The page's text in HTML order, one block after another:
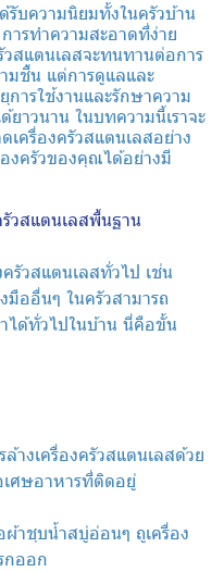
บความนิยมทั้งในครัวบ้าน
ารทำความสะอาดที่ง่าย
สแตนเลสจะทนทานต่อการ
มชื้น แต่การดูแลและ
ารใช้งานและรักษาความ
ยาวนาน ในบทความนี้เราจะ
ครื่องครัวสแตนเลสอย่าง
งครัวของคุณได้อย่างมี
รัวสแตนเลสพื้นฐาน
วสแตนเลสทั่วไป เช่น
มืออื่นๆ ในครัวสามารถ
ได้ทั่วไปในบ้าน นี่คือขั้น
างเครื่องครัวสแตนเลสด้วย
ศษอาหารที่ติดอยู่
าชุบน้ำสบู่อ่อนๆ ถูเครื่อง
กออก